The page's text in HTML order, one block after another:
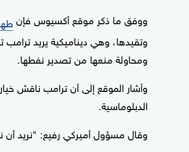
ووفق ما ذكر موقع أكسيوس فإن
وتقيدها، وهي ديناميكية يريد
ومحاولة منعها من تصدير نفطها.
وأشار الموقع إلى أن ترامب ناقش
الدبلوماسية.
وقال مسؤول أميركي رفيع: "نريد أن